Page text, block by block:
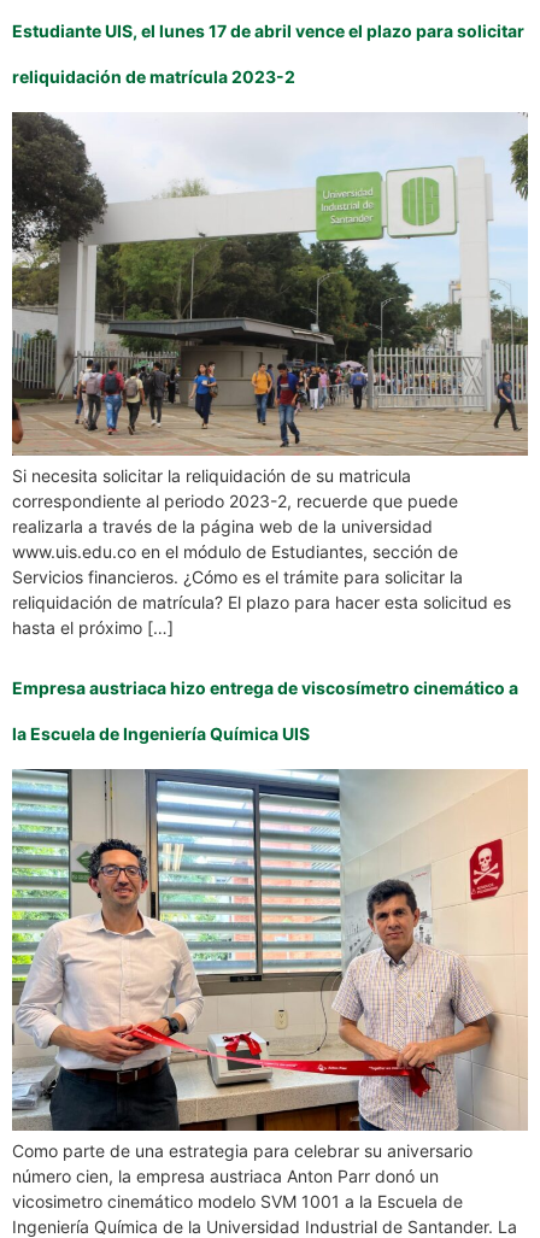
Estudiante UIS, el lunes 17 de abril vence el plazo para solicitar
reliquidación de matrícula 2023-2
Si necesita solicitar la reliquidación de su matricula
correspondiente al periodo 2023-2, recuerde que puede
realizarla a través de la página web de la universidad
www.uis.edu.co en el módulo de Estudiantes, sección de
Servicios financieros. ¿Cómo es el trámite para solicitar la
reliquidación de matrícula? El plazo para hacer esta solicitud es
hasta el próximo […]
Empresa austriaca hizo entrega de viscosímetro cinemático a
la Escuela de Ingeniería Química UIS
Como parte de una estrategia para celebrar su aniversario
número cien, la empresa austriaca Anton Parr donó un
vicosimetro cinemático modelo SVM 1001 a la Escuela de
Ingeniería Química de la Universidad Industrial de Santander. La